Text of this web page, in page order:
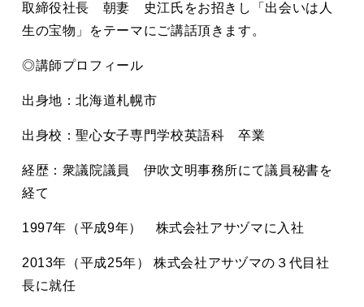
取締役社長 朝妻 史江氏をお招きし「出会いは人
生の宝物」をテーマにご講話頂きます。
◎講師プロフィール
出身地：北海道札幌市
出身校：聖心女子専門学校英語科 卒業
経歴：衆議院議員 伊吹文明事務所にて議員秘書を
経て
1997年（平成9年） 株式会社アサヅマに入社
2013年（平成25年） 株式会社アサヅマの３代目社
長に就任